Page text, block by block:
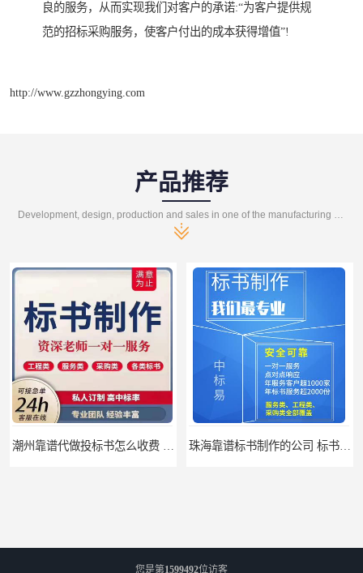
良的服务，从而实现我们对客户的承诺:“为客户提供规
范的招标采购服务，使客户付出的成本获得增值”!
http://www.gzzhongying.com
产品推荐
您是第1599492位访客